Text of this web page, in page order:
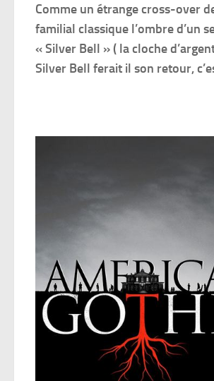
Comme un étrange cross-over
familial classique l’ombre d’un
« Silver Bell » ( la cloche
Silver Bell ferait il son retour,